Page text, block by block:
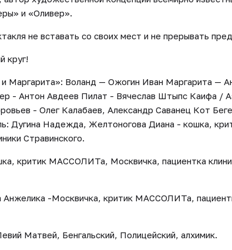
и «Оливер».
не вставать со своих мест и не прерывать
круг!
Маргарита»: Воланд — Ожогин Иван Маргарита —
- Антон Авдеев Пилат - Вячеслав Штыпс Каифа /
- Олег Калабаев, Александр Саванец Кот
Дугина Надежда, Желтоногова Диана - кошка,
Стравинского.
критик МАССОЛИТа, Москвичка, пациентка
-Москвичка, критик МАССОЛИТа,
Матвей, Бенгальский, Полицейский, алхимик.